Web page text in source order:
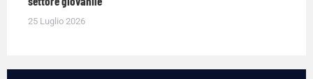
25 Luglio 2026